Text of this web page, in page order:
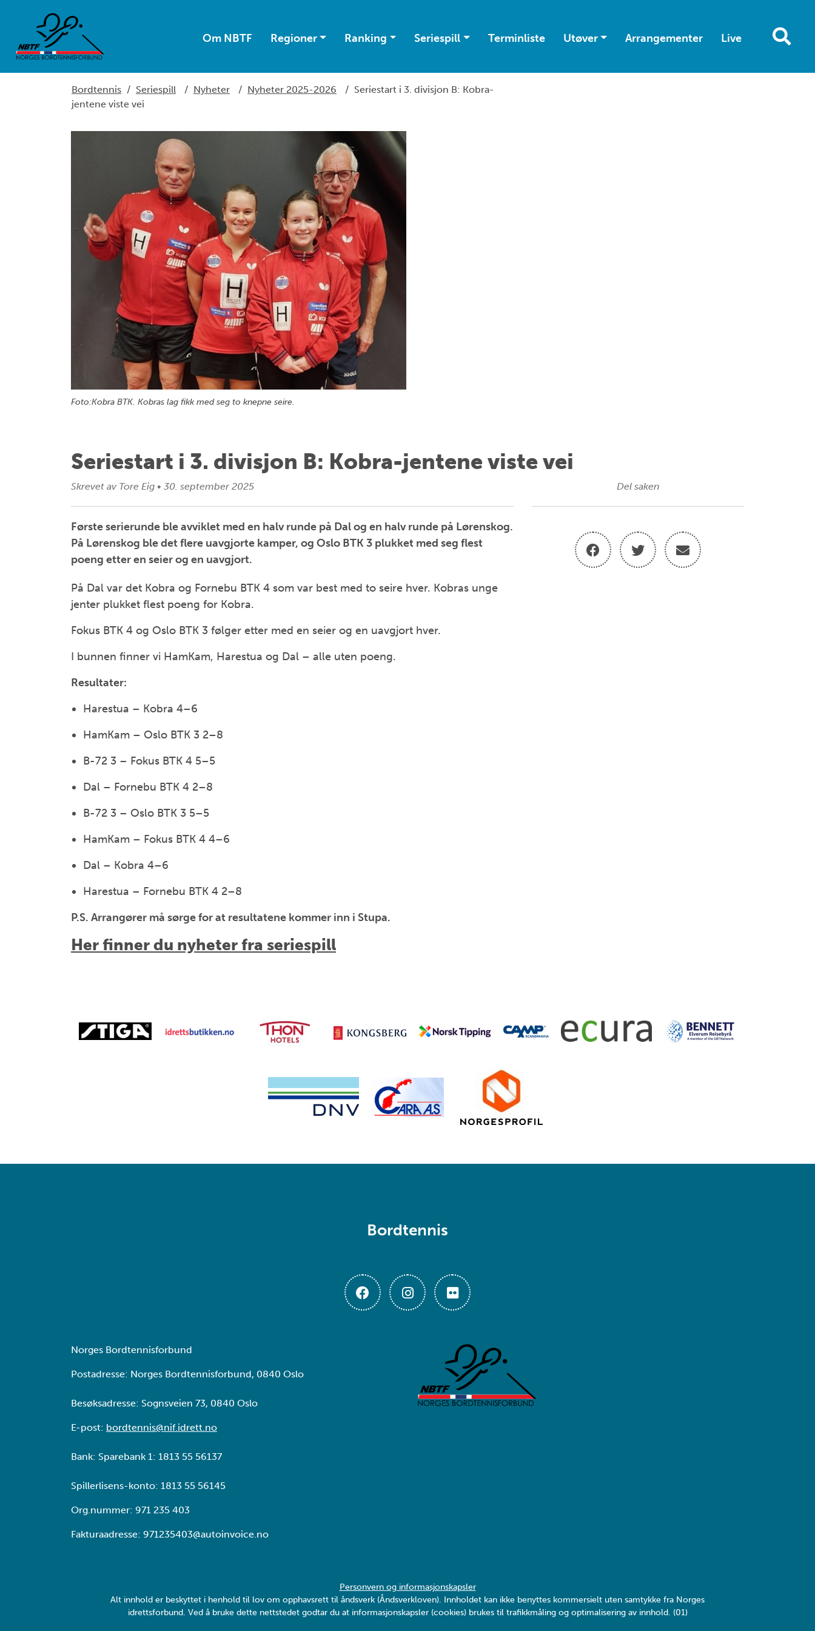
Om NBTF Regioner Ranking Seriespill Terminliste Utøver Arrangementer Live
Bordtennis / Seriespill / Nyheter / Nyheter 2025-2026 / Seriestart i 3. divisjon B: Kobra-
jentene viste vei
Foto:Kobra BTK. Kobras lag fikk med seg to knepne seire.
Seriestart i 3. divisjon B: Kobra-jentene viste vei
Skrevet av Tore Eig • 30. september 2025
Første serierunde ble avviklet med en halv runde på Dal og en halv runde på Lørenskog.
På Lørenskog ble det flere uavgjorte kamper, og Oslo BTK 3 plukket med seg flest
poeng etter en seier og en uavgjort.
På Dal var det Kobra og Fornebu BTK 4 som var best med to seire hver. Kobras unge
jenter plukket flest poeng for Kobra.
Fokus BTK 4 og Oslo BTK 3 følger etter med en seier og en uavgjort hver.
I bunnen finner vi HamKam, Harestua og Dal – alle uten poeng.
Resultater:
Harestua – Kobra 4–6
HamKam – Oslo BTK 3 2–8
B-72 3 – Fokus BTK 4 5–5
Dal – Fornebu BTK 4 2–8
B-72 3 – Oslo BTK 3 5–5
HamKam – Fokus BTK 4 4–6
Dal – Kobra 4–6
Harestua – Fornebu BTK 4 2–8
P.S. Arrangører må sørge for at resultatene kommer inn i Stupa.
Her finner du nyheter fra seriespill
Del saken
Bordtennis
Norges Bordtennisforbund
Postadresse: Norges Bordtennisforbund, 0840 Oslo
Besøksadresse: Sognsveien 73, 0840 Oslo
E-post: bordtennis@nif.idrett.no
Bank: Sparebank 1: 1813 55 56137
Spillerlisens-konto: 1813 55 56145
Org.nummer: 971 235 403
Fakturaadresse: 971235403@autoinvoice.no
Personvern og informasjonskapsler
Alt innhold er beskyttet i henhold til lov om opphavsrett til åndsverk (Åndsverkloven). Innholdet kan ikke benyttes kommersielt uten samtykke fra Norges
idrettsforbund. Ved å bruke dette nettstedet godtar du at informasjonskapsler (cookies) brukes til trafikkmåling og optimalisering av innhold. (01)